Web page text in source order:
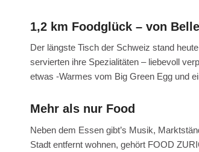
1,2 km Foodglück – von
Der längste Tisch der Schweiz stand
servierten ihre Spezialitäten – liebevoll
etwas -Warmes vom Big Green Egg und
Mehr als nur Food
Neben dem Essen gibt’s Musik,
Stadt entfernt wohnen, gehört FOOD